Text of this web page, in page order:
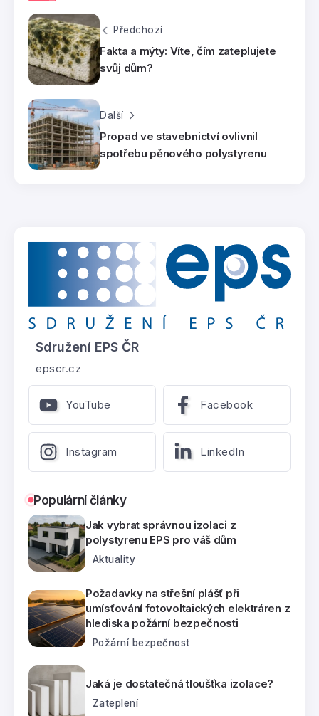
Předchozí
Fakta a mýty: Víte, čím zateplujete
svůj dům?
Další
Propad ve stavebnictví ovlivnil
spotřebu pěnového polystyrenu
Sdružení EPS ČR
epscr.cz
YouTube Facebook
Instagram LinkedIn
Populární články
Jak vybrat správnou izolaci z
polystyrenu EPS pro váš dům
Aktuality
Požadavky na střešní plášť při
umísťování fotovoltaických elektráren z
hlediska požární bezpečnosti
Požární bezpečnost
Jaká je dostatečná tloušťka izolace?
Zateplení